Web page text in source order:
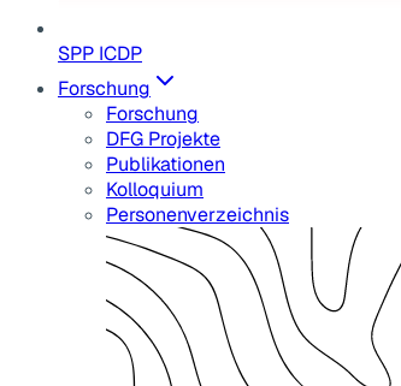
SPP ICDP
Forschung
Forschung
DFG Projekte
Publikationen
Kolloquium
Personenverzeichnis